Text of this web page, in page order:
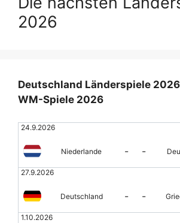
2026
Deutschland Länderspiele 2026
WM-Spiele 2026
24.9.2026
Niederlande - -
27.9.2026
Deutschland - -
1.10.2026